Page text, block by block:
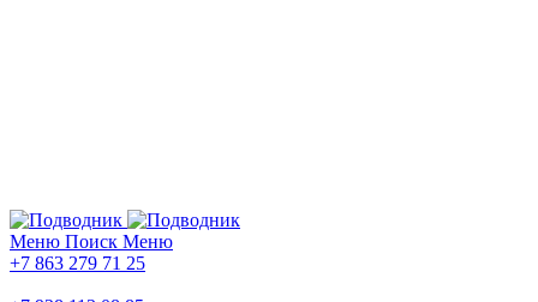
Меню Поиск Меню
+7 863 279 71 25